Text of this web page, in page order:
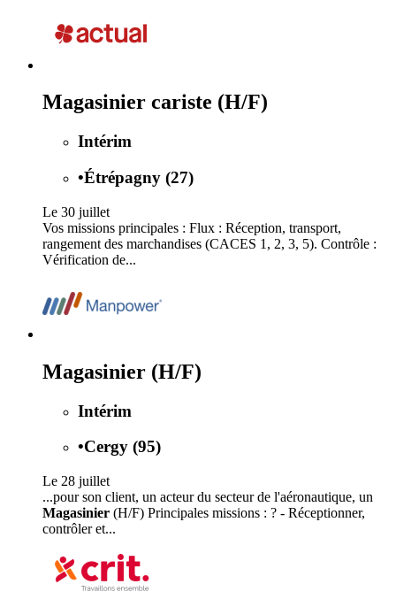
Magasinier cariste (H/F)
Intérim
•Étrépagny (27)
Le 30 juillet
Vos missions principales : Flux : Réception, transport,
rangement des marchandises (CACES 1, 2, 3, 5). Contrôle :
Vérification de...
Magasinier (H/F)
Intérim
•Cergy (95)
Le 28 juillet
...pour son client, un acteur du secteur de l'aéronautique, un
Magasinier (H/F) Principales missions : ? - Réceptionner,
contrôler et...